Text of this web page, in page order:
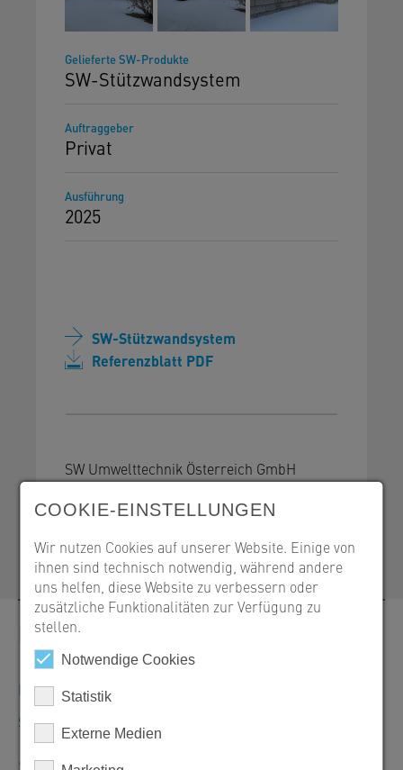
Gelieferte SW-Produkte
SW-Stützwandsystem
Auftraggeber
Privat
Ausführung
2025
SW-Stützwandsystem
Referenzblatt PDF
SW Umwelttechnik Österreich GmbH
9021 Klagenfurt, Bahnstraße 87-93
+43 463 32109-100
office@sw-umwelttechnik.at
Kontakt
Bestellungen, Angebote und Produktinformationen
SW Umwelttechnik Österreich GmbH
+43 463 32109-100
COOKIE-EINSTELLUNGEN
Wir nutzen Cookies auf unserer Website. Einige von
ihnen sind technisch notwendig, während andere
uns helfen, diese Website zu verbessern oder
zusätzliche Funktionalitäten zur Verfügung zu
stellen.
Notwendige Cookies
Statistik
Externe Medien